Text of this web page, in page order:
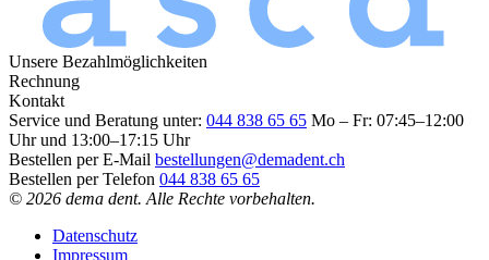
Unsere Bezahlmöglichkeiten
Rechnung
Kontakt
Service und Beratung unter: 044 838 65 65 Mo – Fr: 07:45–12:00
Uhr und 13:00–17:15 Uhr
Bestellen per E-Mail bestellungen@demadent.ch
Bestellen per Telefon 044 838 65 65
© 2026 dema dent. Alle Rechte vorbehalten.
Datenschutz
Impressum